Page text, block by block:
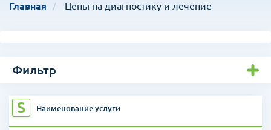
Главная Цены на диагностику и лечение
S Наименование услуги
Фильтр